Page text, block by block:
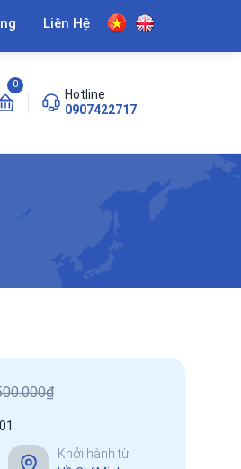
Liên Hệ
0
Hotline
0907422717
Khởi hành từ